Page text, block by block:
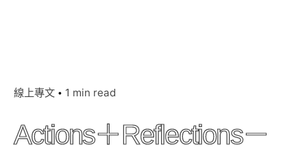
線上專文 1 min read
Actions＋Reflections－